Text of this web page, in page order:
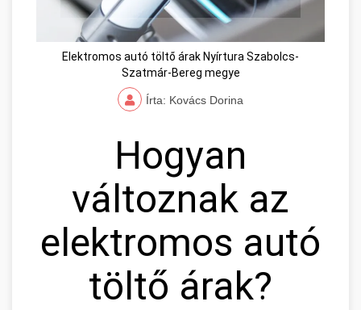
Elektromos autó töltő árak Nyírtura Szabolcs-
Szatmár-Bereg megye
Írta: Kovács Dorina
Hogyan
változnak az
elektromos autó
töltő árak?